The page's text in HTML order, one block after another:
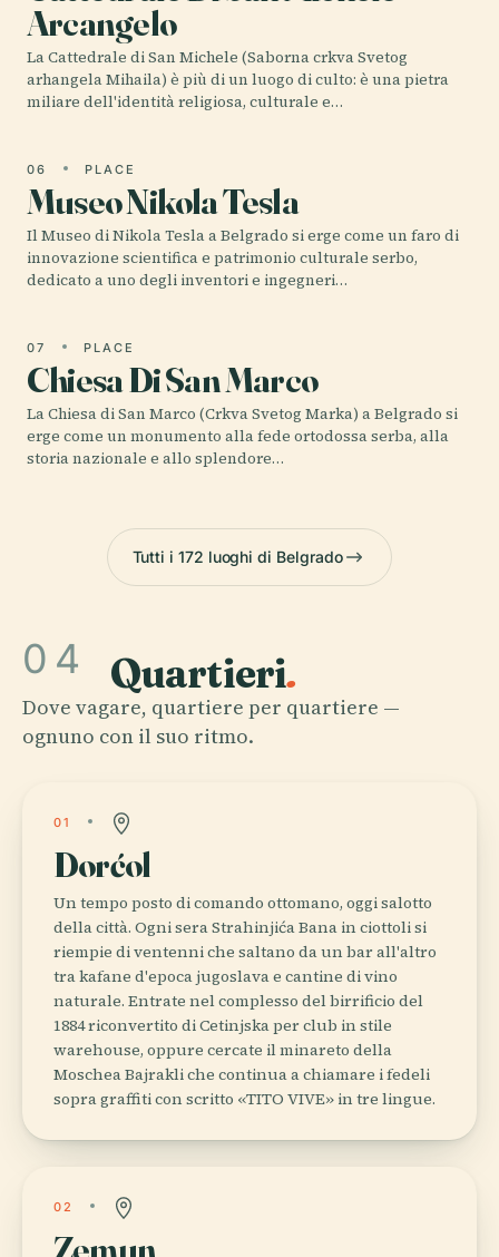
Arcangelo
La Cattedrale di San Michele (Saborna crkva Svetog
arhangela Mihaila) è più di un luogo di culto: è una pietra
miliare dell'identità religiosa, culturale e…
06 PLACE
Museo Nikola Tesla
Il Museo di Nikola Tesla a Belgrado si erge come un faro di
innovazione scientifica e patrimonio culturale serbo,
dedicato a uno degli inventori e ingegneri…
07 PLACE
Chiesa Di San Marco
La Chiesa di San Marco (Crkva Svetog Marka) a Belgrado si
erge come un monumento alla fede ortodossa serba, alla
storia nazionale e allo splendore…
Tutti i 172 luoghi di Belgrado
04 Quartieri.
Dove vagare, quartiere per quartiere —
ognuno con il suo ritmo.
01
Dorćol
Un tempo posto di comando ottomano, oggi salotto
della città. Ogni sera Strahinjića Bana in ciottoli si
riempie di ventenni che saltano da un bar all'altro
tra kafane d'epoca jugoslava e cantine di vino
naturale. Entrate nel complesso del birrificio del
1884 riconvertito di Cetinjska per club in stile
warehouse, oppure cercate il minareto della
Moschea Bajrakli che continua a chiamare i fedeli
sopra graffiti con scritto «TITO VIVE» in tre lingue.
02
Zemun